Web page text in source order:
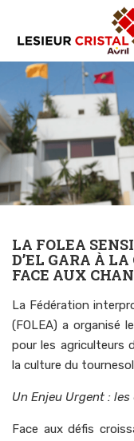
LA FOLEA
D’EL GARA À
FACE AUX
La Fédération
(FOLEA) a organisé
pour les agriculteurs
la culture du
Un Enjeu Urgent :
Face aux défis